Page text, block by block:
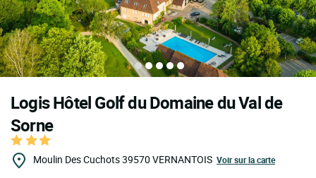
Logis Hôtel Golf du Domaine du Val de
Sorne
Moulin Des Cuchots39570 VERNANTOIS Voir sur la carte